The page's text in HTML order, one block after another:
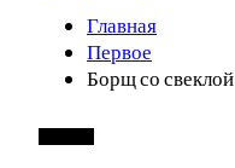
Главная
Первое
Борщ со свеклой